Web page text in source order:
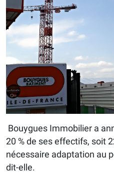
Bouygues Immobilier a
20 % de ses effectifs, soit
nécessaire adaptation au
dit-elle.